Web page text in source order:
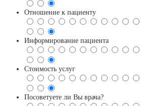
Отношение к пациенту
Информирование пациента
Стоимость услуг
Посоветуете ли Вы врача?